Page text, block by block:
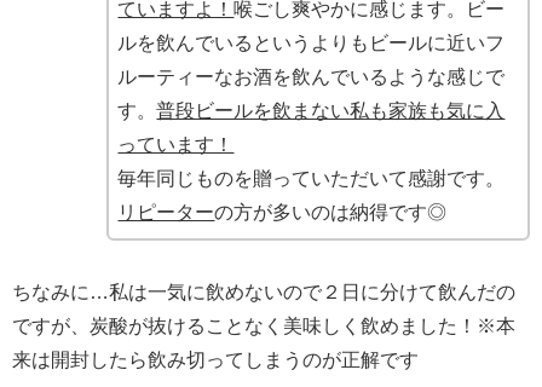
ていますよ！ 喉ごし爽やかに感じます。ビー
ルを飲んでいるというよりもビールに近いフ
ルーティーなお酒を飲んでいるような感じで
す。普段ビールを飲まない私も家族も気に入
っています！
毎年同じものを贈っていただいて感謝です。
リピーターの方が多いのは納得です◎
ちなみに…私は一気に飲めないので２日に分けて飲んだの
ですが、炭酸が抜けることなく美味しく飲めました！※本
来は開封したら飲み切ってしまうのが正解です